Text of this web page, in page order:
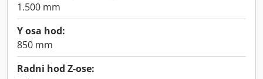
1.500 mm
Y osa hod:
850 mm
Radni hod Z-ose: